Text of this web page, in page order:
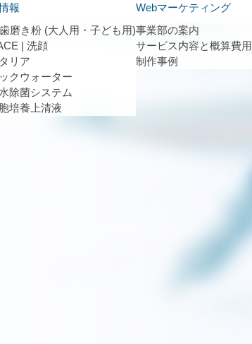
報
磨き粉 (大人用・子ども用)
| 洗顔
リア
クウォーター
除菌システム
培養上清液
Webマーケティング
事業部の案内
サービス内容と概算費用
制作事例